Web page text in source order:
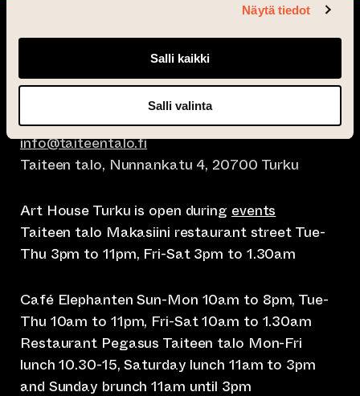
Näytä tiedot
Salli kaikki
Salli valinta
info@taiteentalo.fi
Taiteen talo, Nunnankatu 4, 20700 Turku
Art House Turku is open during events
Taiteen talo Makasiini restaurant street Tue-
Thu 3pm to 11pm, Fri-Sat 3pm to 1.30am
Café Elephanten Sun-Mon 10am to 8pm, Tue-
Thu 10am to 11pm, Fri-Sat 10am to 1.30am
Restaurant Pegasus Taiteen talo Mon-Fri
lunch 10.30-15, Saturday lunch 11am to 3pm
and Sunday brunch 11am until 3pm